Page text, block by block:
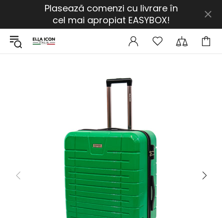
Plasează comenzi cu livrare în
cel mai apropiat EASYBOX!